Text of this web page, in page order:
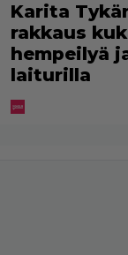
Karita
rakkaus
hempeilyä
laiturilla